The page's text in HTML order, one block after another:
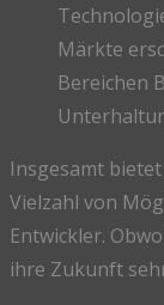
Märkte
Bereichen
Insgesamt
Vielzahl von
Entwickler.
ihre Zukunft